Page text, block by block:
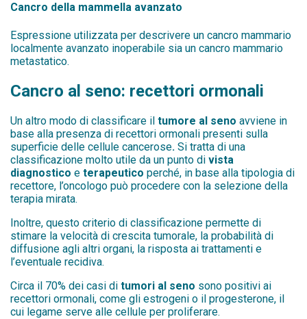
Cancro della mammella avanzato
Espressione utilizzata per descrivere un cancro mammario
localmente avanzato inoperabile sia un cancro mammario
metastatico.
Cancro al seno: recettori ormonali
Un altro modo di classificare il tumore al seno avviene in
base alla presenza di recettori ormonali presenti sulla
superficie delle cellule cancerose. Si tratta di una
classificazione molto utile da un punto di vista
diagnostico e terapeutico perché, in base alla tipologia di
recettore, l’oncologo può procedere con la selezione della
terapia mirata.
Inoltre, questo criterio di classificazione permette di
stimare la velocità di crescita tumorale, la probabilità di
diffusione agli altri organi, la risposta ai trattamenti e
l’eventuale recidiva.
Circa il 70% dei casi di tumori al seno sono positivi ai
recettori ormonali, come gli estrogeni o il progesterone, il
cui legame serve alle cellule per proliferare.